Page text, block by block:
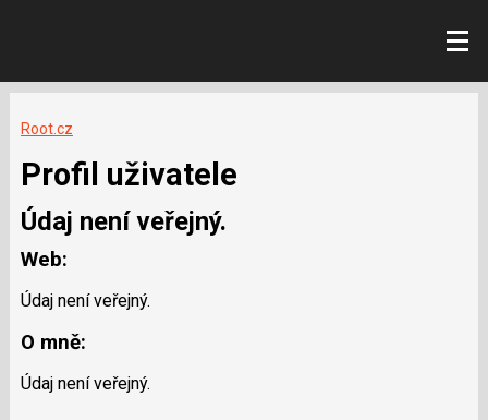
Root.cz
Profil uživatele
Údaj není veřejný.
Web:
Údaj není veřejný.
O mně:
Údaj není veřejný.